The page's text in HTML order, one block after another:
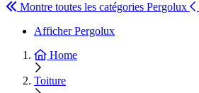
Montre toutes les catégories Pergolux
Afficher Pergolux
Home
Toiture